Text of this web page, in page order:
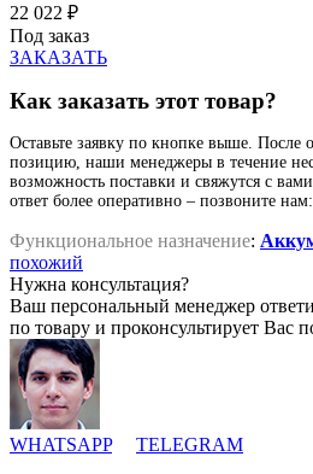
22 022 ₽
Под заказ
ЗАКАЗАТЬ
Как заказать этот товар?
Оставьте заявку по кнопке выше. После
позицию, наши менеджеры в течение
возможность поставки и свяжутся с
ответ более оперативно – позвоните нам:
Функциональное назначение:
похожий
Нужна консультация?
Ваш персональный менеджер
по товару и проконсультирует Вас
WHATSAPP TELEGRAM